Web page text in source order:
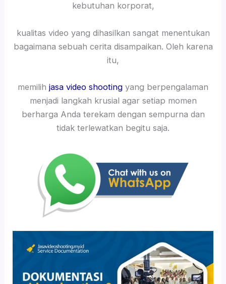
kebutuhan korporat,
kualitas video yang dihasilkan sangat menentukan
bagaimana sebuah cerita disampaikan. Oleh karena
itu,
memilih jasa video shooting yang berpengalaman
menjadi langkah krusial agar setiap momen
berharga Anda terekam dengan sempurna dan
tidak terlewatkan begitu saja.